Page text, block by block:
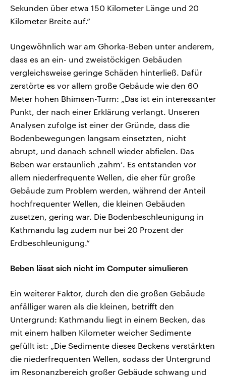
Sekunden über etwa 150 Kilometer Länge und 20
Kilometer Breite auf.“
Ungewöhnlich war am Ghorka-Beben unter anderem,
dass es an ein- und zweistöckigen Gebäuden
vergleichsweise geringe Schäden hinterließ. Dafür
zerstörte es vor allem große Gebäude wie den 60
Meter hohen Bhimsen-Turm: „Das ist ein interessanter
Punkt, der nach einer Erklärung verlangt. Unseren
Analysen zufolge ist einer der Gründe, dass die
Bodenbewegungen langsam einsetzten, nicht
abrupt, und danach schnell wieder abfielen. Das
Beben war erstaunlich ‚zahm‘. Es entstanden vor
allem niederfrequente Wellen, die eher für große
Gebäude zum Problem werden, während der Anteil
hochfrequenter Wellen, die kleinen Gebäuden
zusetzen, gering war. Die Bodenbeschleunigung in
Kathmandu lag zudem nur bei 20 Prozent der
Erdbeschleunigung.“
Beben lässt sich nicht im Computer simulieren
Ein weiterer Faktor, durch den die großen Gebäude
anfälliger waren als die kleinen, betrifft den
Untergrund: Kathmandu liegt in einem Becken, das
mit einem halben Kilometer weicher Sedimente
gefüllt ist: „Die Sedimente dieses Beckens verstärkten
die niederfrequenten Wellen, sodass der Untergrund
im Resonanzbereich großer Gebäude schwang und